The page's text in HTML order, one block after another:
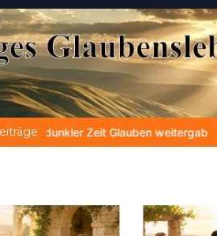
der
GLAUBE SEINEN